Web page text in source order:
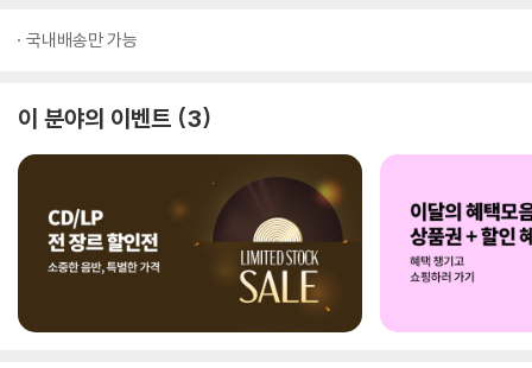
국내배송만 가능
이 분야의 이벤트 3